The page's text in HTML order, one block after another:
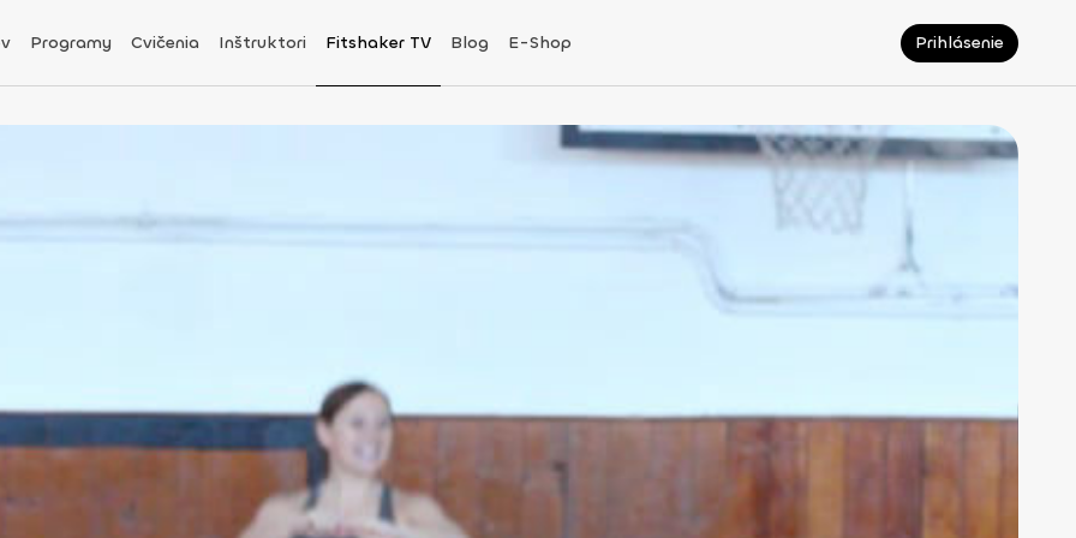
Programy Cvičenia Inštruktori Fitshaker TV Blog E-Shop Prihlásenie